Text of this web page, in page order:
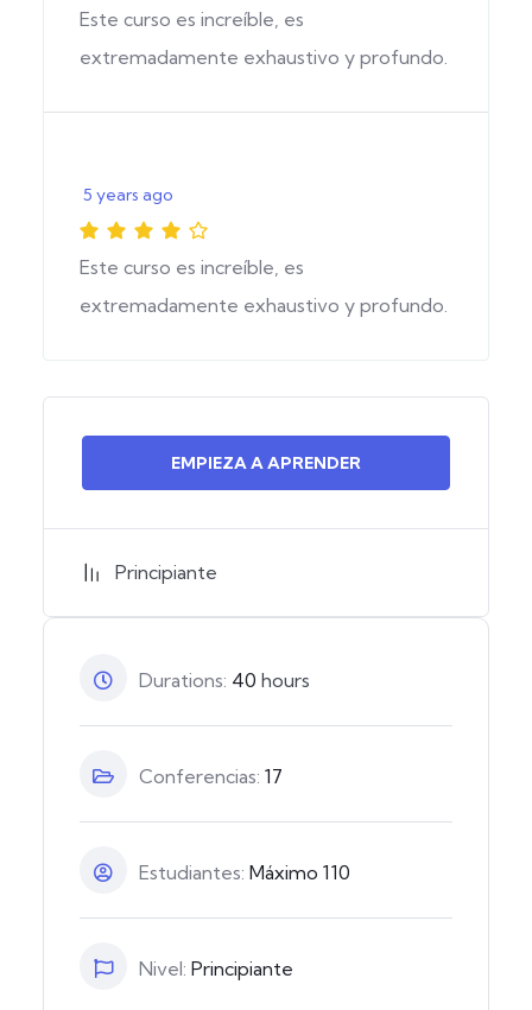
Este curso es increíble, es
extremadamente exhaustivo y profundo.
5 years ago
Este curso es increíble, es
extremadamente exhaustivo y profundo.
EMPIEZA A APRENDER
Principiante
Durations: 40 hours
Conferencias: 17
Estudiantes: Máximo 110
Nivel: Principiante